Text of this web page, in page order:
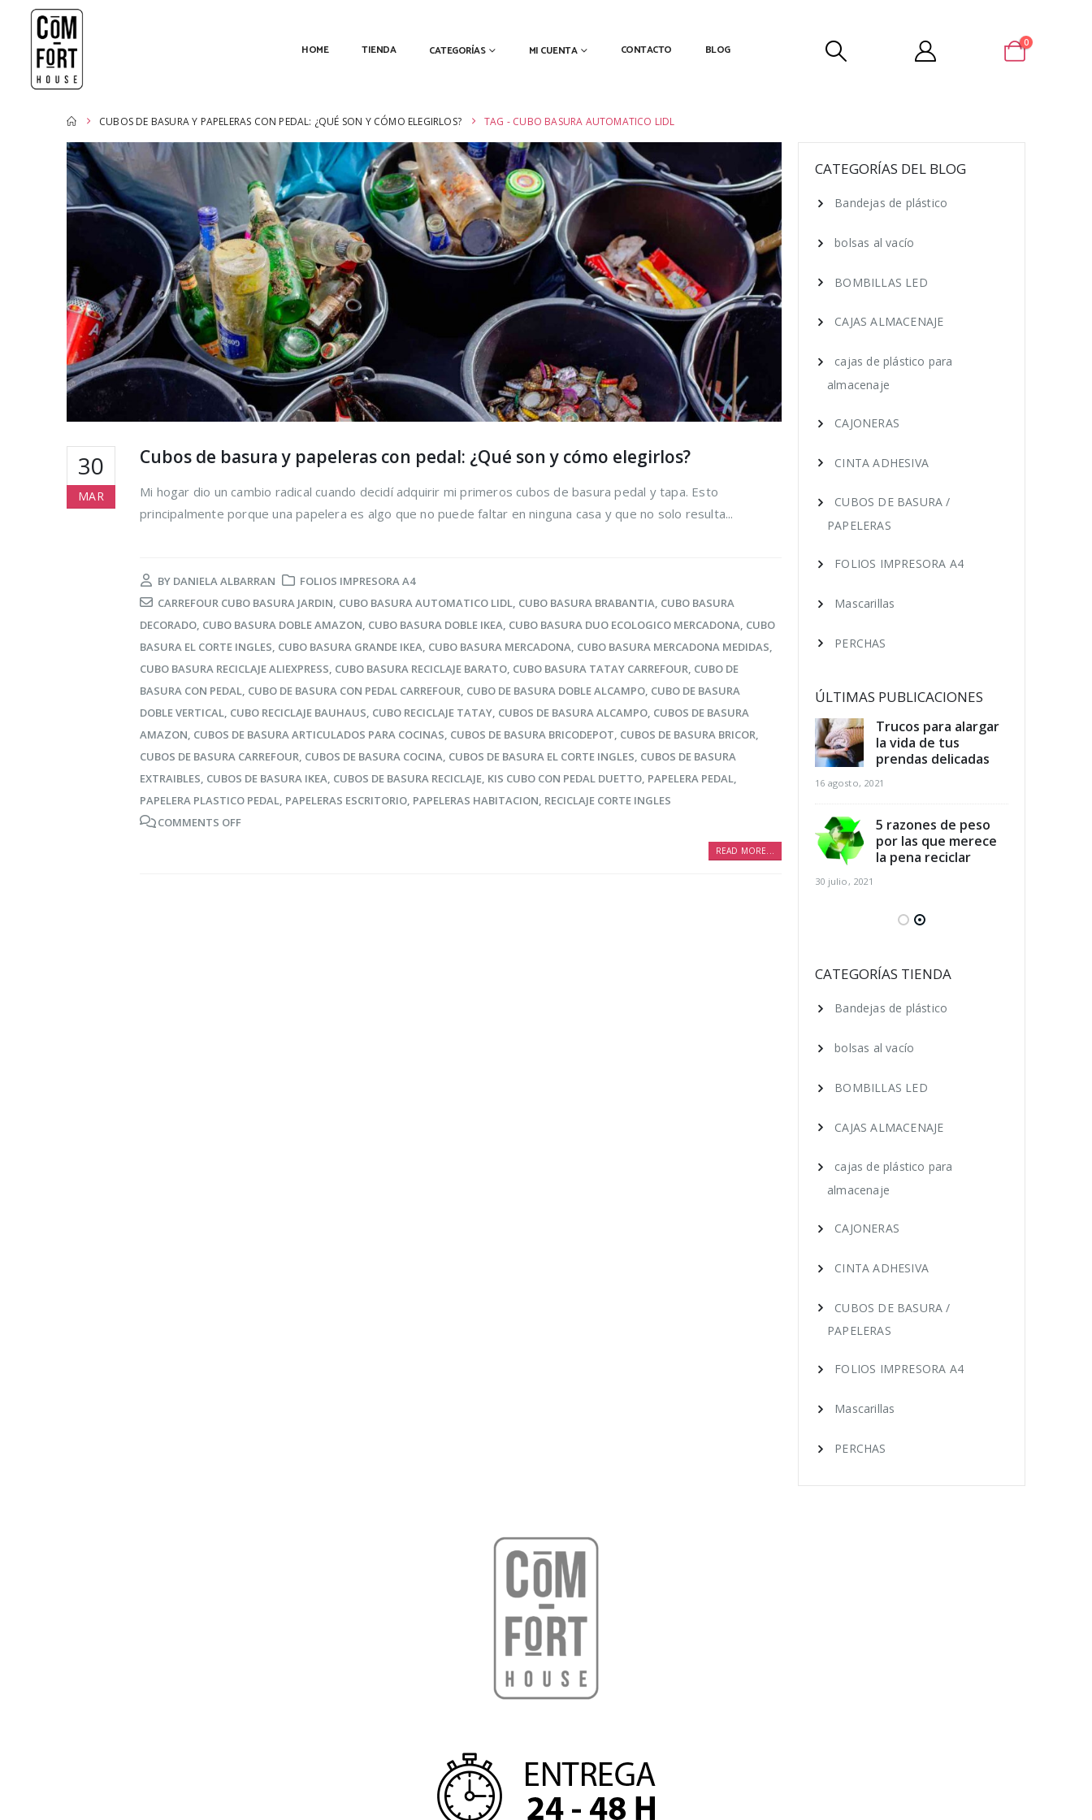
HOME TIENDA CATEGORÍAS MI CUENTA CONTACTO BLOG 0
CUBOS DE BASURA Y PAPELERAS CON PEDAL: ¿QUÉ SON Y CÓMO ELEGIRLOS? TAG - CUBO BASURA AUTOMATICO LIDL
30
MAR
Cubos de basura y papeleras con pedal: ¿Qué son y cómo elegirlos?
Mi hogar dio un cambio radical cuando decidí adquirir mi primeros cubos de basura pedal y tapa. Esto
principalmente porque una papelera es algo que no puede faltar en ninguna casa y que no solo resulta...
BY DANIELA ALBARRAN
FOLIOS IMPRESORA A4
CARREFOUR CUBO BASURA JARDIN, CUBO BASURA AUTOMATICO LIDL, CUBO BASURA BRABANTIA, CUBO BASURA
DECORADO, CUBO BASURA DOBLE AMAZON, CUBO BASURA DOBLE IKEA, CUBO BASURA DUO ECOLOGICO MERCADONA, CUBO
BASURA EL CORTE INGLES, CUBO BASURA GRANDE IKEA, CUBO BASURA MERCADONA, CUBO BASURA MERCADONA MEDIDAS,
CUBO BASURA RECICLAJE ALIEXPRESS, CUBO BASURA RECICLAJE BARATO, CUBO BASURA TATAY CARREFOUR, CUBO DE
BASURA CON PEDAL, CUBO DE BASURA CON PEDAL CARREFOUR, CUBO DE BASURA DOBLE ALCAMPO, CUBO DE BASURA
DOBLE VERTICAL, CUBO RECICLAJE BAUHAUS, CUBO RECICLAJE TATAY, CUBOS DE BASURA ALCAMPO, CUBOS DE BASURA
AMAZON, CUBOS DE BASURA ARTICULADOS PARA COCINAS, CUBOS DE BASURA BRICODEPOT, CUBOS DE BASURA BRICOR,
CUBOS DE BASURA CARREFOUR, CUBOS DE BASURA COCINA, CUBOS DE BASURA EL CORTE INGLES, CUBOS DE BASURA
EXTRAIBLES, CUBOS DE BASURA IKEA, CUBOS DE BASURA RECICLAJE, KIS CUBO CON PEDAL DUETTO, PAPELERA PEDAL,
PAPELERA PLASTICO PEDAL, PAPELERAS ESCRITORIO, PAPELERAS HABITACION, RECICLAJE CORTE INGLES
COMMENTS OFF
READ MORE...
CATEGORÍAS DEL BLOG
Bandejas de plástico
bolsas al vacío
BOMBILLAS LED
CAJAS ALMACENAJE
cajas de plástico para
almacenaje
CAJONERAS
CINTA ADHESIVA
CUBOS DE BASURA /
PAPELERAS
FOLIOS IMPRESORA A4
Mascarillas
PERCHAS
ÚLTIMAS PUBLICACIONES
Cómo reducir los
desperdicios
alimentarios y
ahorrar al mismo
Trucos para alargar
la vida de tus
prendas delicadas
16 agosto, 2021
Cómo reducir los
desperdicios
alimentarios y
ahorrar al mismo
Claves para el
Trucos para alargar
la vida de tus
prendas delicadas
16 agosto, 2021
5 razones de peso
por las que merece
la pena reciclar
30 julio, 2021
CATEGORÍAS TIENDA
Bandejas de plástico
bolsas al vacío
BOMBILLAS LED
CAJAS ALMACENAJE
cajas de plástico para
almacenaje
CAJONERAS
CINTA ADHESIVA
CUBOS DE BASURA /
PAPELERAS
FOLIOS IMPRESORA A4
Mascarillas
PERCHAS